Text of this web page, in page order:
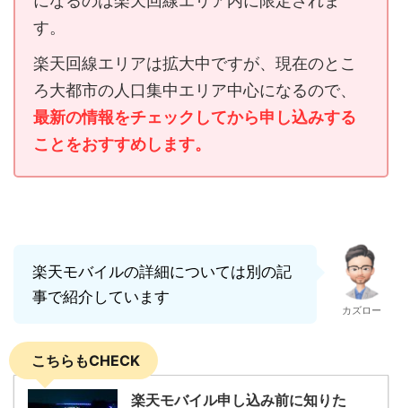
す。
楽天回線エリアは拡大中ですが、現在のとこ
ろ大都市の人口集中エリア中心になるので、
最新の情報をチェックしてから申し込みする
ことをおすすめします。
楽天モバイルの詳細については別の記
事で紹介しています
カズロー
こちらもCHECK
楽天モバイル申し込み前に知りた